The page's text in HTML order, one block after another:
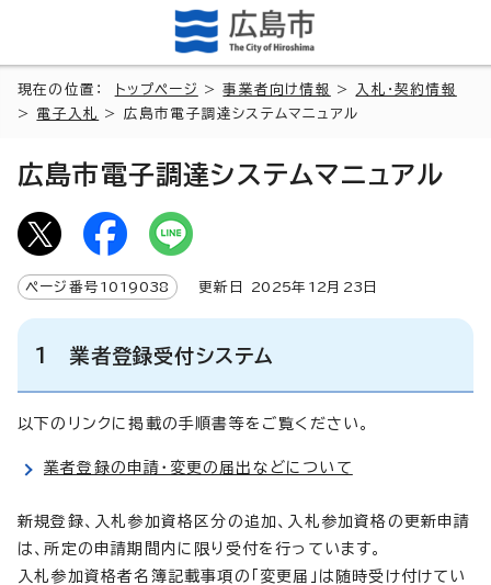
現在の位置： トップページ >事業者向け情報 >
入札・契約情報
> 電子入札 > 広島市電子調達システムマニュアル
広島市電子調達システムマニュアル
ページ番号 1019038 更新日 2025年 12月 23 日
1 業者登録受付システム
以下のリンクに掲載の手順書等をご覧ください。
業者登録の申請・変更の届出などについて
新規登録、入札参加資格区分の追加、入札参加資格の更新申請
は、所定の申請期間内に限り受付を行っています。
入札参加資格者名簿記載事項の「変更届」は随時受け付けてい